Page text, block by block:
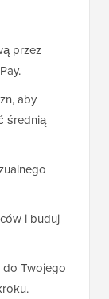
przez
aby
średnią
i buduj
do Twojego